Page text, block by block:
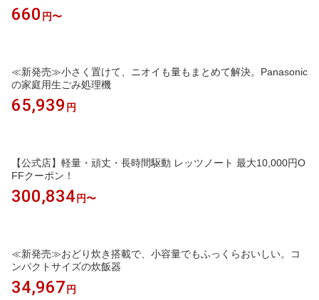
660 円〜
≪新発売≫小さく置けて、ニオイも量もまとめて解決。Panasonic
の家庭用生ごみ処理機
65,939 円
【公式店】軽量・頑丈・長時間駆動 レッツノート 最大10,000円O
FFクーポン！
300,834 円〜
≪新発売≫おどり炊き搭載で、小容量でもふっくらおいしい。コ
ンパクトサイズの炊飯器
34,967 円